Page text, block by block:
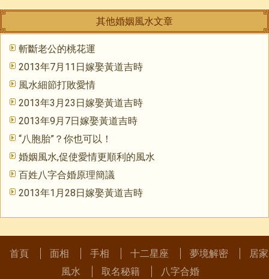
其他婚姻風水文章
斬斷老公的桃花運
2013年7月11日嫁娶黃道吉時
風水細節打敗愛情
2013年3月23日嫁娶黃道吉時
2013年9月7日嫁娶黃道吉時
“八胞胎”？你也可以！
婚姻風水,促使愛情更順利的風水
百姓八字合婚原理簡議
2013年1月28日嫁娶黃道吉時
首頁 面相 手相 十二星座 夢境解密
居家
風水
取名秘籍 八字合婚